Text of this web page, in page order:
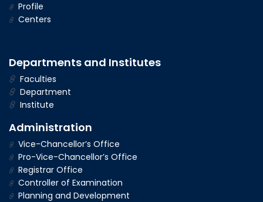
Profile
Centers
Departments and Institutes
Faculties
Department
Institute
Administration
Vice-Chancellor’s Office
Pro-Vice-Chancellor’s Office
Registrar Office
Controller of Examination
Planning and Development